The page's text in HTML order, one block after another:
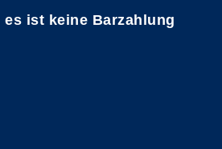
es ist keine Barzahlung